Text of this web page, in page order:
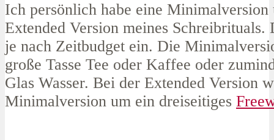
Ich persönlich habe eine Minimalversion
Extended Version meines Schreibrituals.
je nach Zeitbudget ein. Die
große Tasse Tee oder Kaffee oder
Glas Wasser. Bei der Extended Version
Minimalversion um ein dreiseitiges